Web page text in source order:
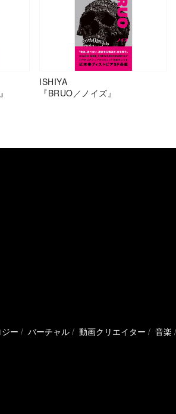
ISHIYA
『BRUO／ノイズ』
ー バーチャル 動画クリエイター 音楽